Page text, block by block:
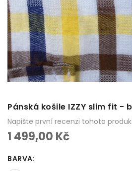
Pánská košile IZZY slim fit -
Napište první recenzi tohoto
1 499,00 Kč
BARVA: